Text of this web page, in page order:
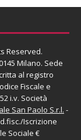
Reserved.
Milano. Sede
al registro
Fiscale e
i.v. Società
San Paolo S.r.l. -
Iscrizione
Sociale €